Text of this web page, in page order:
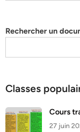
Rechercher un
Classes
Cours
27 juin